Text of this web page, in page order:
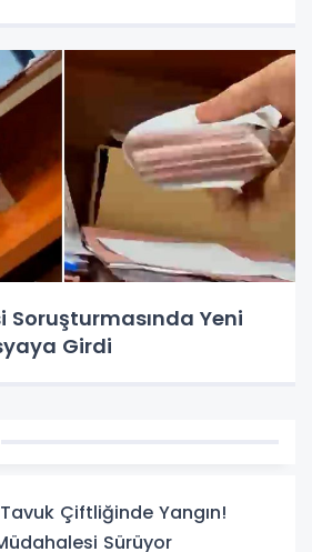
Soruşturmasında Yeni
Girdi
Çiftliğinde Yangın!
Sürüyor